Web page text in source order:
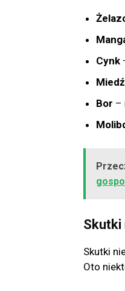
Cynk
Miedź
Bor –
Skutki
Skutki
Oto